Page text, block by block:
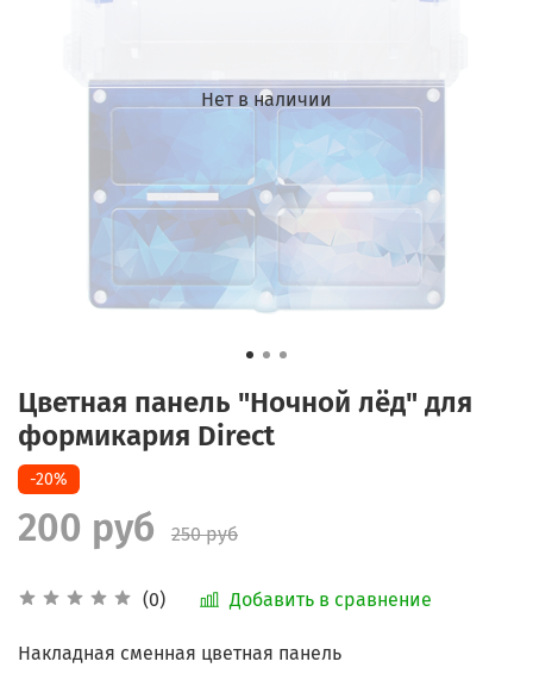
Нет в наличии
Цветная панель "Ночной лёд" для
формикария Direct
(0) Добавить в сравнение
-20%
200 руб 250 руб
Накладная сменная цветная панель